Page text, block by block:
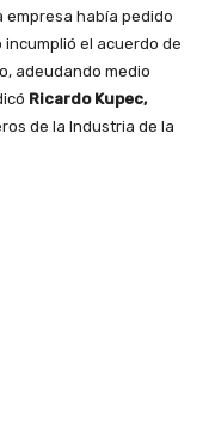
empresa había pedido
el acuerdo de
adeudando medio
Ricardo Kupec,
de la Industria de la